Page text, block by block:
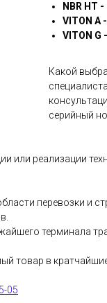
NBR HT -
VITON A -
VITON G -
Какой
серийный
реализации
перевозки и
терминала
товар в
05